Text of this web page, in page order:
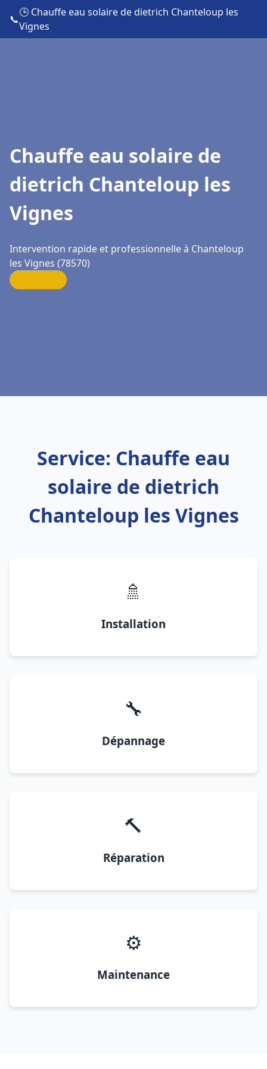
📞
🕒 Chauffe eau solaire de dietrich Chanteloup les
Vignes
Chauffe eau solaire de
dietrich Chanteloup les
Vignes
Intervention rapide et professionnelle à Chanteloup
les Vignes (78570)
Service: Chauffe eau
solaire de dietrich
Chanteloup les Vignes
🚿
Installation
🔧
Dépannage
🔨
Réparation
⚙️
Maintenance